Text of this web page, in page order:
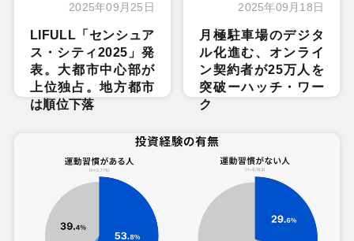
2025年09月25日
LIFULL「センシュア
ス・シティ2025」発
表。大都市中心部が
上位独占。地方都市
は順位下落
2025年09月18日
月極駐車場のデジタ
ル化進む、オンライ
ン契約者が25万人を
突破ーハッチ・ワー
ク